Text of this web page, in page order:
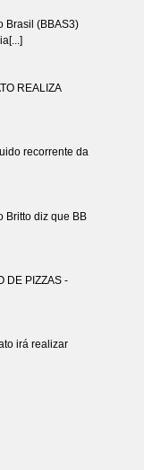
Brasil (BBAS3)
REALIZA
recorrente da
Britto diz que BB
DE PIZZAS -
irá realizar